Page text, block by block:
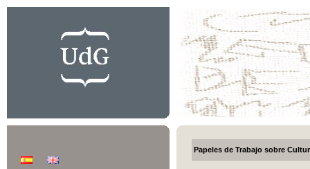
Papeles de Trabajo sobre